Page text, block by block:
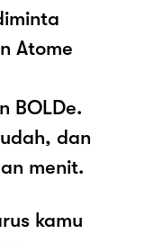
Atome
BOLDe.
dan
menit.
kamu